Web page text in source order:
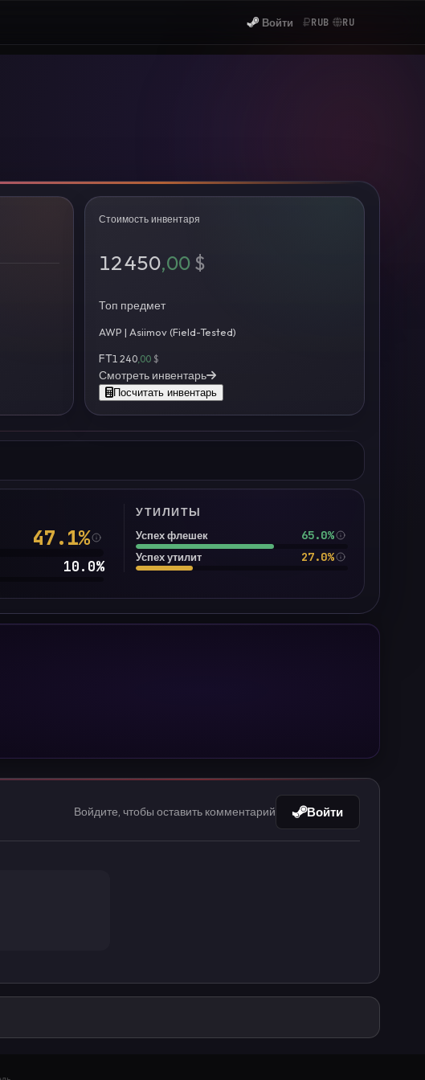
Войти RUB RU
Стоимость инвентаря
12 450,00$
Топ предмет
AWP | Asiimov (Field-Tested)
FT1 240 ,00 $
Смотреть инвентарь
Посчитать инвентарь
47.1%
10.0%
УТИЛИТЫ
Успех флешек 65.0%
Успех утилит 27.0%
Войдите, чтобы оставить комментарий Войти